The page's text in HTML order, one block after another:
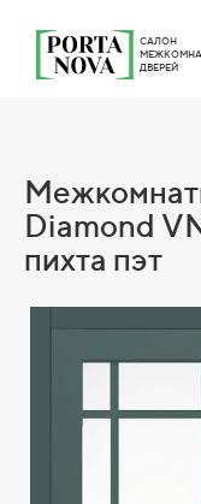
САЛОН
ДВЕРЕЙ
Diamond
пихта пэт